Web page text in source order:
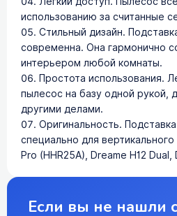
использованию за считанные
Стильный дизайн.
современна. Она гармонично
интерьером любой комнаты.
Простота использования.
пылесос на базу одной рукой,
другими делами.
Оригинальность.
специально для
Pro (HHR25A), Dreame H12 Dual,
Если вы не нашли